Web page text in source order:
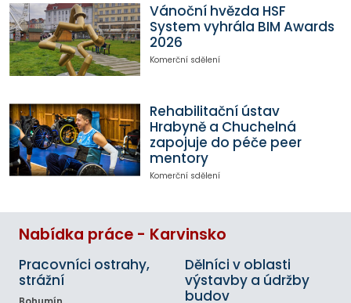
Vánoční hvězda HSF
System vyhrála BIM Awards
2026
Komerční sdělení
Rehabilitační ústav
Hrabyně a Chuchelná
zapojuje do péče peer
mentory
Komerční sdělení
Nabídka práce - Karvinsko
Pracovníci ostrahy,
strážní
Dělníci v oblasti
výstavby a údržby
budov